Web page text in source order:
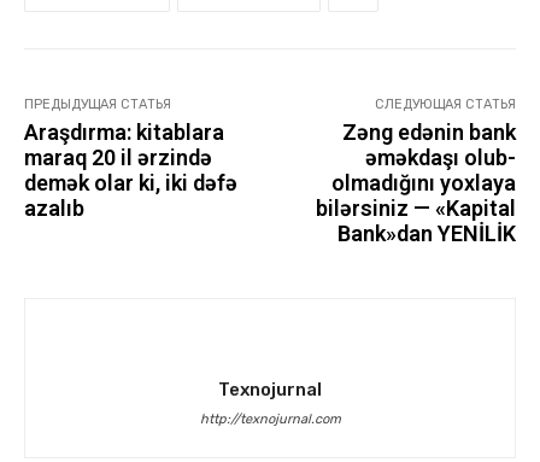
ПРЕДЫДУЩАЯ СТАТЬЯ
Araşdırma: kitablara
maraq 20 il ərzində
demək olar ki, iki dəfə
azalıb
СЛЕДУЮЩАЯ СТАТЬЯ
Zəng edənin bank
əməkdaşı olub-
olmadığını yoxlaya
bilərsiniz — «Kapital
Bank»dan YENİLİK
Texnojurnal
http://texnojurnal.com